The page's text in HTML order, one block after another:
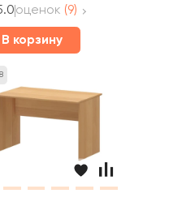
оценок (9)
В корзину